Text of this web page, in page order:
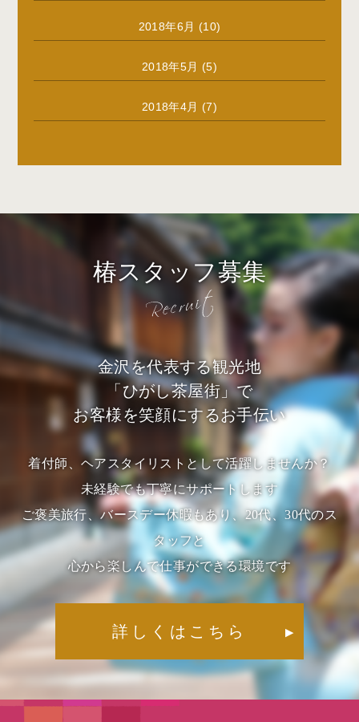
2018年6月 (10)
2018年5月 (5)
2018年4月 (7)
椿スタッフ募集
金沢を代表する観光地
「ひがし茶屋街」で
お客様を笑顔にするお手伝い
着付師、ヘアスタイリストとして活躍しませんか？
未経験でも丁寧にサポートします
ご褒美旅行、バースデー休暇もあり、20代、30代のス
タッフと
心から楽しんで仕事ができる環境です
詳しくはこちら ▶︎